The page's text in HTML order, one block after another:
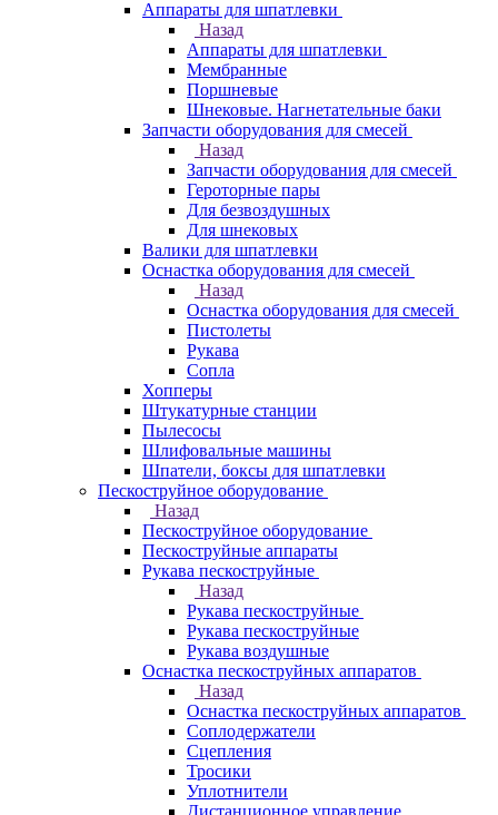
Аппараты для шпатлевки
Назад
Аппараты для шпатлевки
Мембранные
Поршневые
Шнековые. Нагнетательные баки
Запчасти оборудования для смесей
Назад
Запчасти оборудования для смесей
Героторные пары
Для безвоздушных
Для шнековых
Валики для шпатлевки
Оснастка оборудования для смесей
Назад
Оснастка оборудования для смесей
Пистолеты
Рукава
Сопла
Хопперы
Штукатурные станции
Пылесосы
Шлифовальные машины
Шпатели, боксы для шпатлевки
Пескоструйное оборудование
Назад
Пескоструйное оборудование
Пескоструйные аппараты
Рукава пескоструйные
Назад
Рукава пескоструйные
Рукава пескоструйные
Рукава воздушные
Оснастка пескоструйных аппаратов
Назад
Оснастка пескоструйных аппаратов
Соплодержатели
Сцепления
Тросики
Уплотнители
Дистанционное управление